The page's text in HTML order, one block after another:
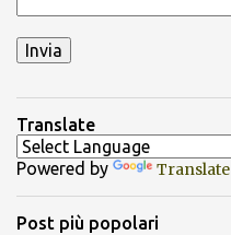
Translate
Powered by Translate
Post più popolari